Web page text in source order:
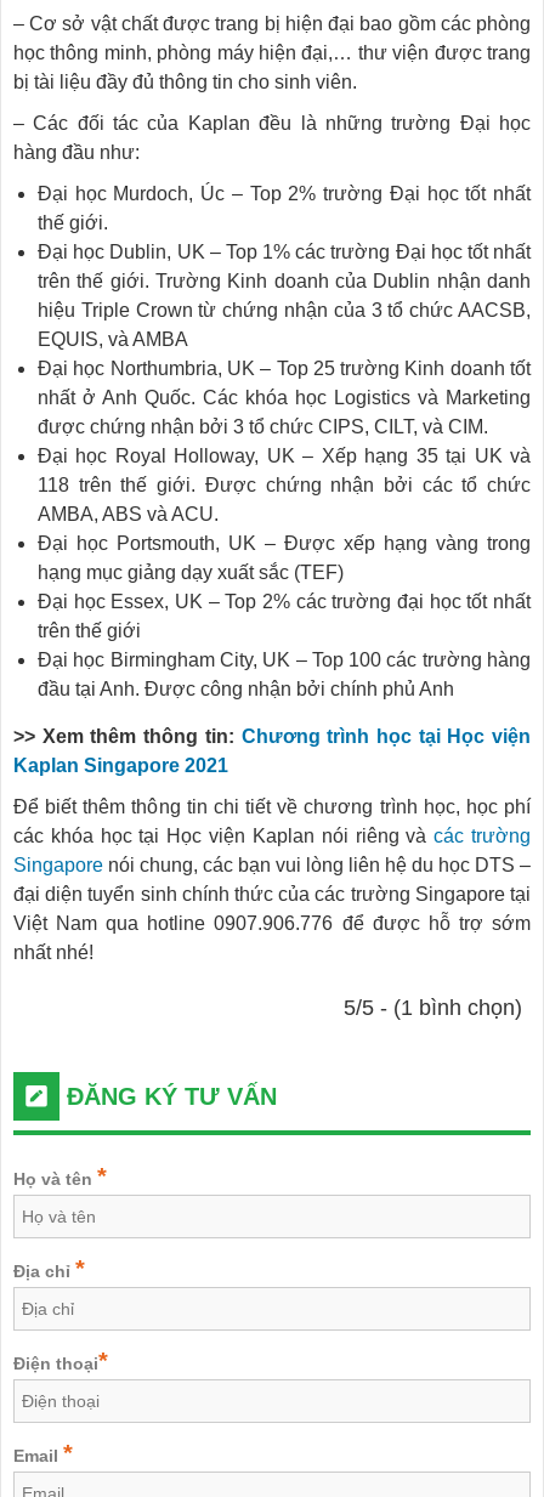
– Cơ sở vật chất được trang bị hiện đại bao gồm các phòng
học thông minh, phòng máy hiện đại,… thư viện được trang
bị tài liệu đầy đủ thông tin cho sinh viên.
– Các đối tác của Kaplan đều là những trường Đại học
hàng đầu như:
Đại học Murdoch, Úc – Top 2% trường Đại học tốt nhất
thế giới.
Đại học Dublin, UK – Top 1% các trường Đại học tốt nhất
trên thế giới. Trường Kinh doanh của Dublin nhận danh
hiệu Triple Crown từ chứng nhận của 3 tổ chức AACSB,
EQUIS, và AMBA
Đại học Northumbria, UK – Top 25 trường Kinh doanh tốt
nhất ở Anh Quốc. Các khóa học Logistics và Marketing
được chứng nhận bởi 3 tổ chức CIPS, CILT, và CIM.
Đại học Royal Holloway, UK – Xếp hạng 35 tại UK và
118 trên thế giới. Được chứng nhận bởi các tổ chức
AMBA, ABS và ACU.
Đại học Portsmouth, UK – Được xếp hạng vàng trong
hạng mục giảng dạy xuất sắc (TEF)
Đại học Essex, UK – Top 2% các trường đại học tốt nhất
trên thế giới
Đại học Birmingham City, UK – Top 100 các trường hàng
đầu tại Anh. Được công nhận bởi chính phủ Anh
>> Xem thêm thông tin: Chương trình học tại Học viện
Kaplan Singapore 2021
Để biết thêm thông tin chi tiết về chương trình học, học phí
các khóa học tại Học viện Kaplan nói riêng vàcác trường
Singapore nói chung, các bạn vui lòng liên hệ du học DTS –
đại diện tuyển sinh chính thức của các trường Singapore tại
Việt Nam qua hotline 0907.906.776 để được hỗ trợ sớm
nhất nhé!
5/5 - (1 bình chọn)
ĐĂNG KÝ TƯ VẤN
Họ và tên *
Địa chỉ *
Điện thoại*
Email *